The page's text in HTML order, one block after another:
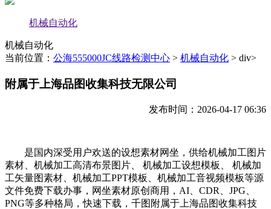
机械自动化
机械自动化
当前位置： 公海555000JC线路检测中心 > 机械自动化 > div>
附属于上海品图收集科技无限公司
发布时间：2026-04-17 06:36
是国内深受用户欢送的设想素材网坐，供给机械加工图片
素材、机械加工高清布景图片、 机械加工设想模板、 机械加
工矢量图素材、机械加工PPT模板、机械加工音视频模板等源
文件免费下载办事，网坐素材原创商用，AI、CDR、JPG、
PNG等多种格局，快速下载，千图附属于上海品图收集科技